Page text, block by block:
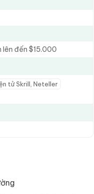
lên đến $15.000
tử Skrill, Neteller